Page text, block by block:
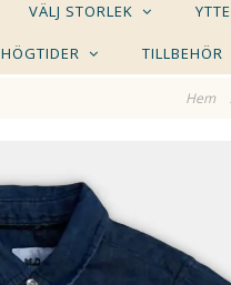
VÄLJ STORLEK
HÖGTIDER TILLBEHÖR
Hem
KANSKE NÅGON